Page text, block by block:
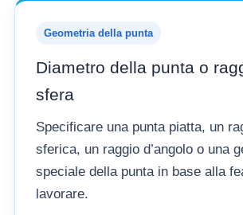
Geometria della punta
Diametro della punta o
sfera
Specificare una punta piatta, un
sferica, un raggio d’angolo o una
speciale della punta in base alla
lavorare.